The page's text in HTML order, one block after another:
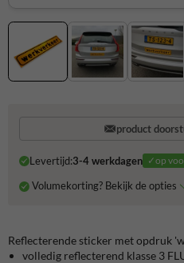
product
Levertijd:3-4 werkdagen ✓op
Volumekorting? Bekijk de opties
Reflecterende sticker met opdruk
volledig reflecterend klasse 3